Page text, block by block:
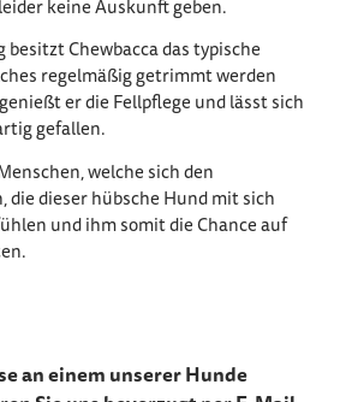
keine Auskunft geben.
Chewbacca das typische
regelmäßig getrimmt werden
er die Fellpflege und lässt sich
gefallen.
welche sich den
die dieser hübsche Hund mit sich
und ihm somit die Chance auf
an einem unserer Hunde